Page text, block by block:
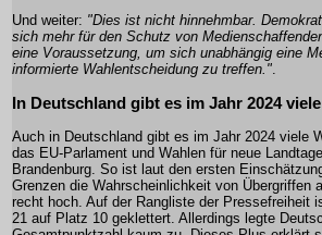
Und weiter: "Dies ist nicht hinnehmbar.
sich mehr für den Schutz von
eine Voraussetzung, um sich unabhängig eine
informierte Wahlentscheidung zu treffen.".
In Deutschland gibt es im Jahr 2024
Auch in Deutschland gibt es im Jahr 2024 viele
das EU-Parlament und Wahlen für neue
Brandenburg. So ist laut den ersten
Grenzen die Wahrscheinlichkeit von Übergriffen
recht hoch. Auf der Rangliste der Pressefreiheit
21 auf Platz 10 geklettert. Allerdings legte